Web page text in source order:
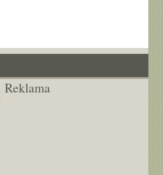
Reklama